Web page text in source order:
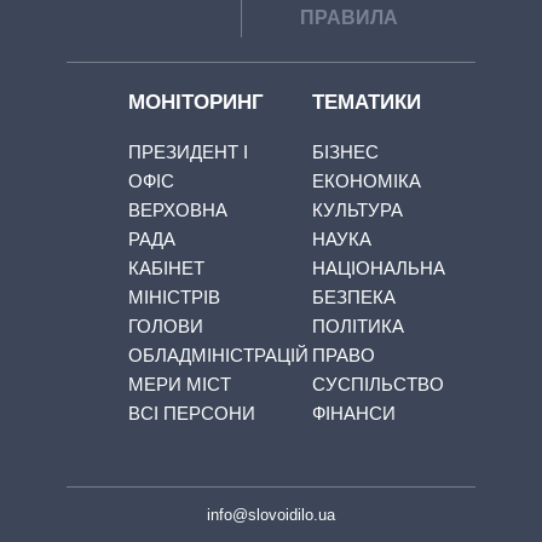
ПРАВИЛА
МОНІТОРИНГ
ПРЕЗИДЕНТ І
ОФІС
ВЕРХОВНА
РАДА
КАБІНЕТ
МІНІСТРІВ
ГОЛОВИ
ОБЛАДМІНІСТРАЦІЙ
МЕРИ МІСТ
ВСІ ПЕРСОНИ
ТЕМАТИКИ
БІЗНЕС
ЕКОНОМІКА
КУЛЬТУРА
НАУКА
НАЦІОНАЛЬНА
БЕЗПЕКА
ПОЛІТИКА
ПРАВО
СУСПІЛЬСТВО
ФІНАНСИ
info@slovoidilo.ua